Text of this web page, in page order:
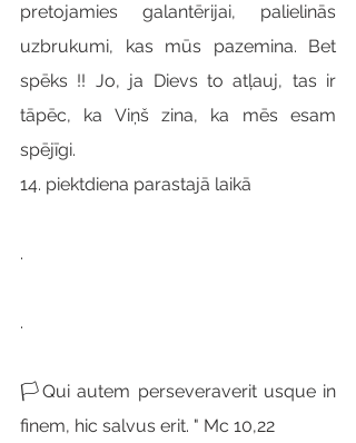
pretojamies galantērijai, palielinās
uzbrukumi, kas mūs pazemina. Bet
spēks !! Jo, ja Dievs to atļauj, tas ir
tāpēc, ka Viņš zina, ka mēs esam
spējīgi.
14. piektdiena parastajā laikā
.
.
🏳Qui autem perseveraverit usque in
finem, hic salvus erit. " Mc 10,22